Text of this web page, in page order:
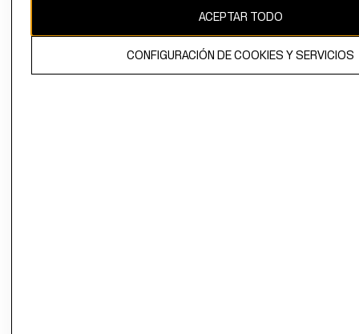
propiedad de H&M Hennes & Mauritz AB.
ACEPTAR TODO
CONFIGURACIÓN DE COOKIES Y SERVICIOS